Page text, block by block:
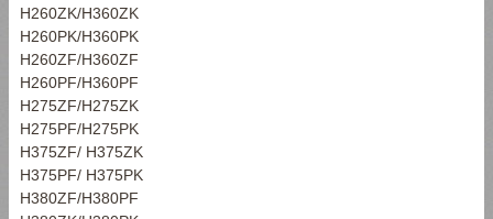
H260ZK/H360ZK
H260PK/H360PK
H260ZF/H360ZF
H260PF/H360PF
H275ZF/H275ZK
H275PF/H275PK
H375ZF/ H375ZK
H375PF/ H375PK
H380ZF/H380PF